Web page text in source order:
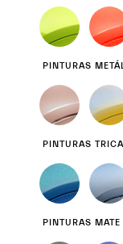
PINTURAS
PINTURAS
PINTURAS MATE